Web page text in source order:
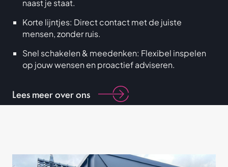
naast je staat.
Korte lijntjes: Direct contact met de juiste
mensen, zonder ruis.
Snel schakelen & meedenken: Flexibel inspelen
op jouw wensen en proactief adviseren.
Lees meer over ons